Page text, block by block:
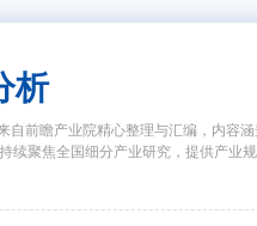
析
自前瞻产业院精心整理与汇编，内容
续聚焦全国细分产业研究，提供产业